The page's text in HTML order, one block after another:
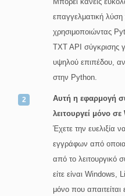
επαγγελματική
χρησιμοποιώντας
TXT API σύγκρισης
υψηλού επιπέδου,
στην Python.
Αυτή η εφαρμογή
λειτουργεί μόνο
Έχετε την ευελιξία
εγγράφων από
από το λειτουργικό
είτε είναι
μόνο που